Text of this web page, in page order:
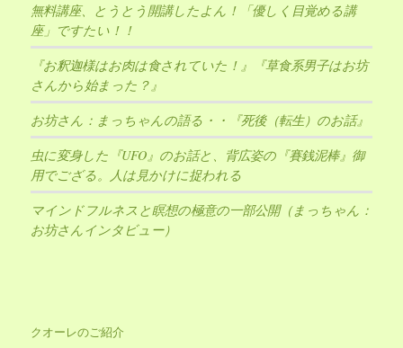
無料講座、とうとう開講したよん！「優しく目覚める講
座」ですたい！！
『お釈迦様はお肉は食されていた！』『草食系男子はお坊
さんから始まった？』
お坊さん：まっちゃんの語る・・『死後（転生）のお話』
虫に変身した『UFO』のお話と、背広姿の『賽銭泥棒』御
用でござる。人は見かけに捉われる
マインドフルネスと瞑想の極意の一部公開（まっちゃん：
お坊さんインタビュー）
クオーレのご紹介